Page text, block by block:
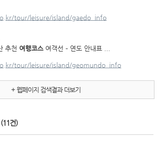
tour/leisure/island/gaedo_info
추천 여행코스여객선 – 연도 안내표 ...
tour/leisure/island/geomundo_info
+ 웹페이지 검색결과 더보기
(11건)